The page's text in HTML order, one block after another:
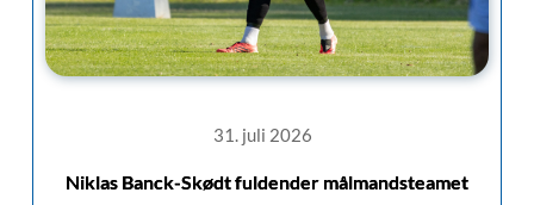
31. juli 2026
Niklas Banck-Skødt fuldender målmandsteamet